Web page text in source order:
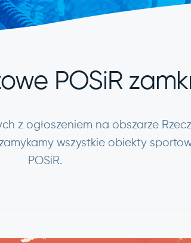
POSiR
z ogłoszeniem na obszarze
wszystkie obiekty
POSiR.